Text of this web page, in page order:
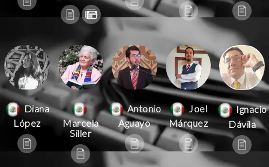
Diana
López
Marcela
Siller
Antonio
Aguayo
Joel
Márquez
Ignacio
Dávila